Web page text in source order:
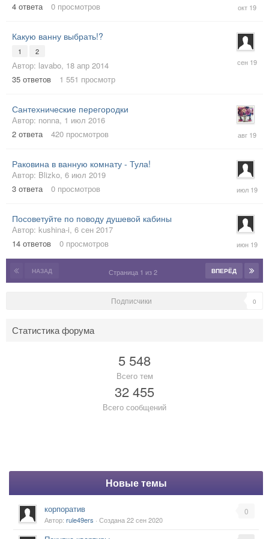
4 ответа 0 просмотров
окт
Какую ванну выбрать!?
1 2
Автор: lavabo, 18 апр 2014
35 ответов 1 551 просмотр
сен
Сантехнические перегородки
Автор: nonna, 1 июл 2016
2 ответа 420 просмотров
авг
Раковина в ванную комнату - Тула!
Автор: Blizko, 6 июл 2019
3 ответа 0 просмотров
июл
Посоветуйте по поводу душевой кабины
Автор: kushina-i, 6 сен 2017
14 ответов 0 просмотров
июн
2019
НАЗАД ВПЕРЁД
Страница 1 из 2
Подписчики 0
Статистика форума
5 548
Всего тем
32 455
Всего сообщений
Новые темы
0
корпоратив
Автор: rule49ers · Создана22 сен 2020